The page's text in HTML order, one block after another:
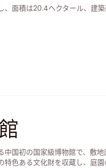
、面積は20.4ヘクタール、建
中国初の国家級博物館で、敷
特色ある文化財を収蔵し、庭